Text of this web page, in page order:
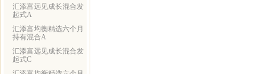
汇添富远见成长混合发
起式A
汇添富均衡精选六个月
持有混合A
汇添富远见成长混合发
起式C